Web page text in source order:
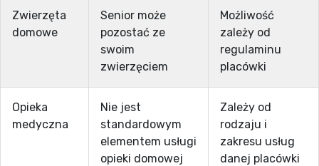
Zwierzęta
domowe
Senior może
pozostać ze
swoim
zwierzęciem
Możliwość
zależy od
regulaminu
placówki
Opieka
medyczna
Nie jest
standardowym
elementem usługi
opieki domowej
Zależy od
rodzaju i
zakresu usług
danej placówki